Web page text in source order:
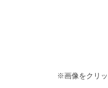
※画像をクリッ